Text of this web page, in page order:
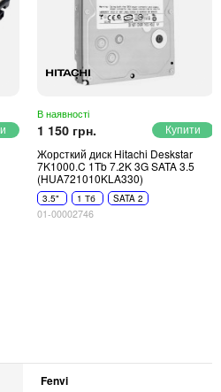
В наявності
1 150 грн.
Жорсткий диск Hitachi Deskstar
7K1000.C 1Tb 7.2K 3G SATA 3.5
(HUA721010KLA330)
3.5" 1 Тб SATA 2
01-00002746
Fenvi